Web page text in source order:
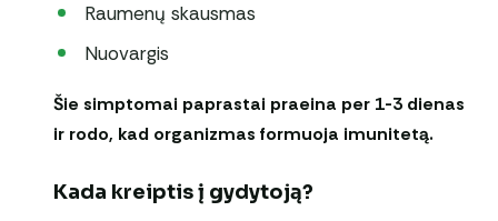
Raumenų skausmas
Nuovargis
Šie simptomai paprastai praeina per 1-3 dienas
ir rodo, kad organizmas formuoja imunitetą.
Kada kreiptis į gydytoją?